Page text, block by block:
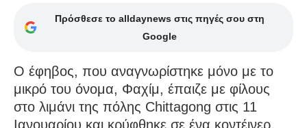
Πρόσθεσε το alldaynews στις πηγές σου στη
Google
Ο έφηβος, που αναγνωρίστηκε μόνο με το
μικρό του όνομα, Φαχίμ, έπαιζε με φίλους
στο λιμάνι της πόλης Chittagong στις 11
Ιανουαρίου και κρύφθηκε σε ένα κοντέινερ,